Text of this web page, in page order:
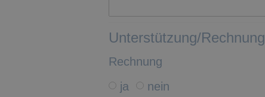
Unterstützung/Rechnung
Rechnung
ja
nein